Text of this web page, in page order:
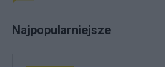
Najpopularniejsze